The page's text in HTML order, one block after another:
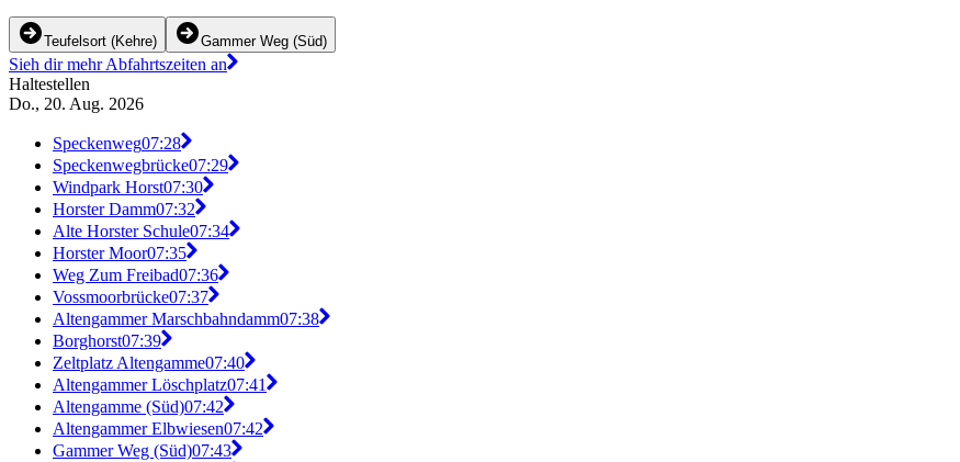
Teufelsort (Kehre) Gammer Weg (Süd)
Sieh dir mehr Abfahrtszeiten an
Haltestellen
Do., 20. Aug. 2026
Speckenweg07:28
Speckenwegbrücke07:29
Windpark Horst07:30
Horster Damm07:32
Alte Horster Schule07:34
Horster Moor07:35
Weg Zum Freibad07:36
Vossmoorbrücke07:37
Altengammer Marschbahndamm07:38
Borghorst07:39
Zeltplatz Altengamme07:40
Altengammer Löschplatz07:41
Altengamme (Süd)07:42
Altengammer Elbwiesen07:42
Gammer Weg (Süd)07:43